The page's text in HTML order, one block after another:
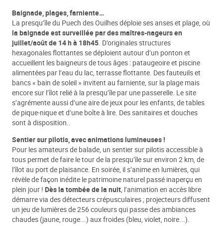
Baignade, plages, farniente…
La presqu’île du Puech des Ouilhes déploie ses anses et plage, où
la baignade est surveillée par des maîtres-nageurs en
juillet/août de 14 h à 18h45. D’originales structures
hexagonales flottantes se déploient autour d’un ponton et
accueillent les baigneurs de tous âges : pataugeoire et piscine
alimentées par l’eau du lac, terrasse flottante. Des fauteuils et
bancs « bain de soleil » invitent au farniente, sur la plage mais
encore sur l’îlot relié à la presqu’île par une passerelle. Le site
s’agrémente aussi d’une aire de jeux pour les enfants, de tables
de pique-nique et d’une boîte à lire. Des sanitaires et douches
sont à disposition..
Sentier sur pilotis, avec animations lumineuses !
Pour les amateurs de balade, un sentier sur pilotis accessible à
tous permet de faire le tour de la presqu’île sur environ 2 km, de
l’îlot au port de plaisance. En soirée, il s’anime en lumières, qui
révèle de façon inédite le patrimoine naturel passé inaperçu en
plein jour ! Dès la tombée de la nuit, l’animation en accès libre
démarre via des détecteurs crépusculaires ; projecteurs diffusent
un jeu de lumières de 256 couleurs qui passe des ambiances
chaudes (jaune, rouge...) aux froides (bleu, violet, noire...).